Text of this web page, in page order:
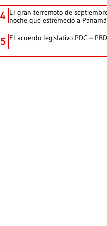
4 El gran terremoto de
noche que estremeció a Panamá
5 El acuerdo legislativo PDC – PRD